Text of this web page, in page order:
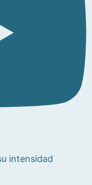
intensidad